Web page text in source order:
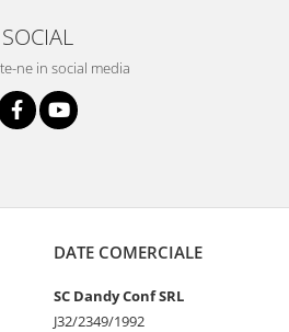
SOCIAL
ne in social media
DATE COMERCIALE
SC Dandy Conf SRL
J32/2349/1992